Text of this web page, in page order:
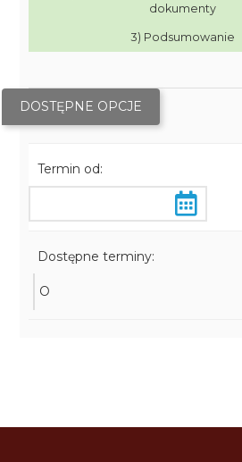
dokumenty
3) Podsumowanie
DOSTĘPNE OPCJE
Termin od:
Dostępne terminy:
O